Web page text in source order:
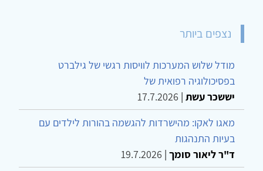
נצפים ביותר
מודל שלוש המערכות לוויסות רגשי של גילברט
בפסיכולוגיה רפואית של
יששכר עשת |
17.7.2026
מאגו לאקו: מהישרדות להגשמה בהורות לילדים עם
בעיות התנהגות
ד"ר ליאור סומך |
19.7.2026